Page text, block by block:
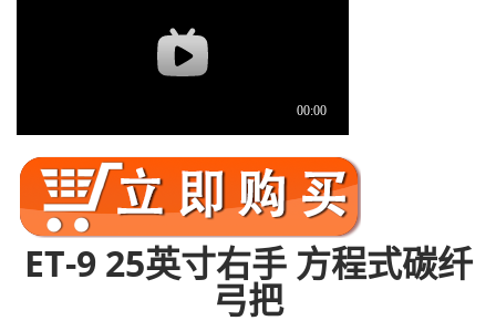
ET-9 25英寸右手 方程式碳纤
弓把